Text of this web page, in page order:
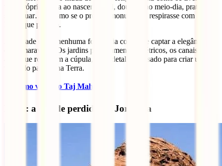
vida própria. Rosa ao nascer do sol, dourado ao meio-dia, prateado
sob o luar… É como se o próprio monumento respirasse com as
horas que passam.
A verdade é que nenhuma fotografia consegue captar a elegância
desta maravilha. Os jardins perfeitamente simétricos, os canais de
água que reflectem a cúpula, cada detalhe pensado para criar uma
visão do paraíso na Terra.
Como visitar o Taj Mahal?
Petra: a cidade perdida na Jordânia